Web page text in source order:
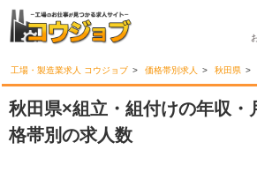
工場・製造業求人 コウジョブ 価格帯別求人 秋田県
秋田県×組立・組付けの年収・
格帯別の求人数